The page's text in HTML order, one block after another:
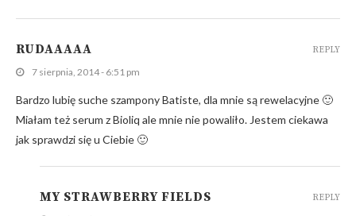
RUDAAAAA
7 sierpnia, 2014 - 6:51 pm
Bardzo lubię suche szampony Batiste, dla mnie są rewelacyjne 🙂
Miałam też serum z Bioliq ale mnie nie powaliło. Jestem ciekawa
jak sprawdzi się u Ciebie 🙂
REPLY
MY STRAWBERRY FIELDS REPLY